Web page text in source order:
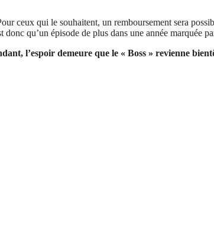
ceux qui le souhaitent, un remboursement sera
qu’un épisode de plus dans une année marquée
l’espoir demeure que le « Boss » revienne